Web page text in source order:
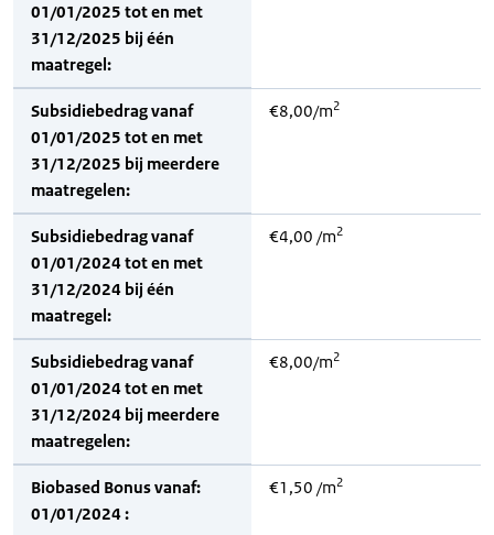
01/01/2025 tot en met
31/12/2025 bij één
maatregel:
Subsidiebedrag vanaf
01/01/2025 tot en met
31/12/2025 bij meerdere
maatregelen:
€8,00/m2
Subsidiebedrag vanaf
01/01/2024 tot en met
31/12/2024 bij één
maatregel:
€4,00 /m2
Subsidiebedrag vanaf
01/01/2024 tot en met
31/12/2024 bij meerdere
maatregelen:
€8,00/m2
Biobased Bonus vanaf:
01/01/2024 :
€1,50 /m2